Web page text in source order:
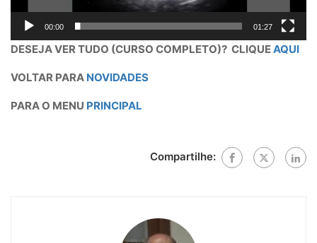
00:00 01:27
DESEJA VER TUDO (CURSO COMPLETO)? CLIQUEAQUI
VOLTAR PARA NOVIDADES
PARA O MENU PRINCIPAL
Compartilhe: